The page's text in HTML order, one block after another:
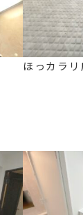
ほっカラリ